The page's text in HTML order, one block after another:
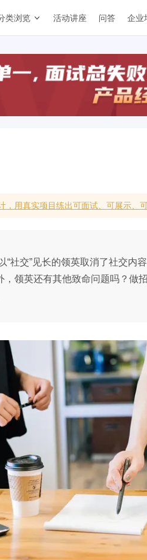
类浏览 活动讲座 问答 企业
用真实项目练出可面试、可展示、可
社交”见长的领英取消了社交内
领英还有其他致命问题吗？做